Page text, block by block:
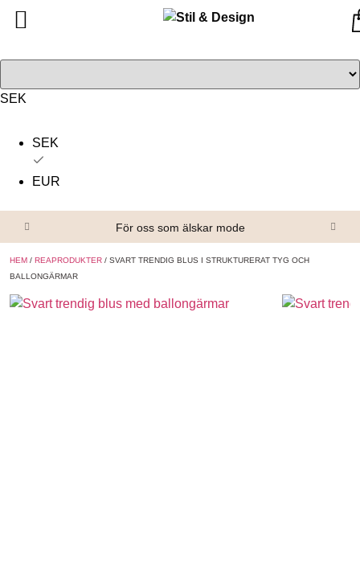
SEK
SEK
EUR
För oss som älskar mode
HEM / REAPRODUKTER / SVART TRENDIG BLUS I STRUKTURERAT TYG OCH
BALLONGÄRMAR
Alla produkter
Om oss